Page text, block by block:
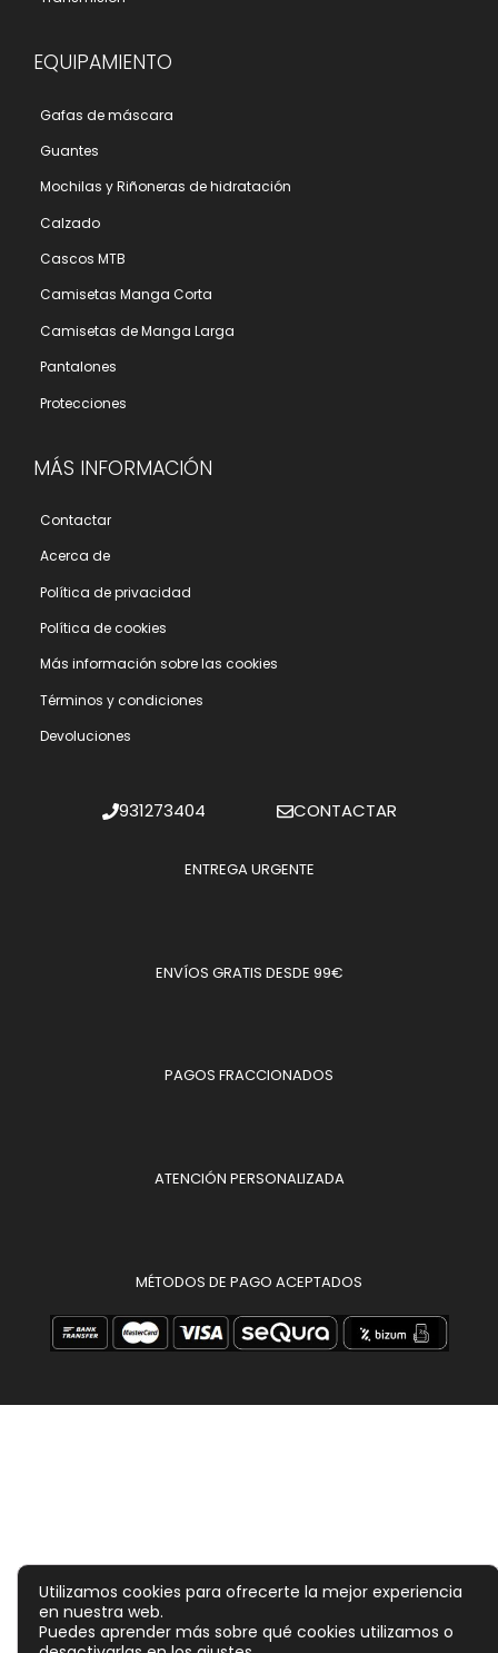
EQUIPAMIENTO
Gafas de máscara
Guantes
Mochilas y Riñoneras de hidratación
Calzado
Cascos MTB
Camisetas Manga Corta
Camisetas de Manga Larga
Pantalones
Protecciones
MÁS INFORMACIÓN
Contactar
Acerca de
Polí­tica de privacidad
Polí­tica de cookies
Más información sobre las cookies
Términos y condiciones
Devoluciones
931273404 CONTACTAR
ENTREGA URGENTE
ENVÍOS GRATIS DESDE 99€
PAGOS FRACCIONADOS
ATENCIÓN PERSONALIZADA
MÉTODOS DE PAGO ACEPTADOS
Utilizamos cookies para ofrecerte la mejor experiencia
en nuestra web.
Puedes aprender más sobre qué cookies utilizamos o